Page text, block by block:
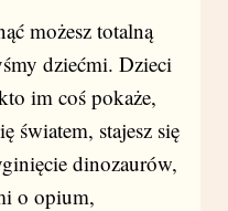
możesz totalną
dziećmi. Dzieci
im coś pokaże,
światem, stajesz się
dinozaurów,
o opium,